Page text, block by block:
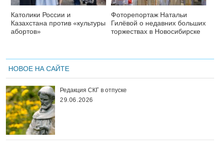
Католики России и
Казахстана против «культуры
абортов»
Фоторепортаж Натальи
Гилёвой о недавних больших
торжествах в Новосибирске
НОВОЕ НА САЙТЕ
Редакция СКГ в отпуске
29.06.2026